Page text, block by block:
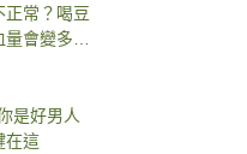
正常？喝豆
會變多？
是好男人
在這